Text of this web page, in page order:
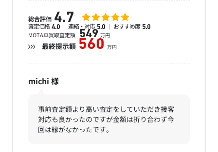
総合評価 4.7
査定価格 4.0 連絡・対応 5.0 おすすめ度 5.0
MOTA車買取査定額 549 万円
最終提示額 560 万円
michi 様
事前査定額より高い査定をしていただき接客
対応も良かったのですが金額は折り合わず今
回は縁がなかったです。